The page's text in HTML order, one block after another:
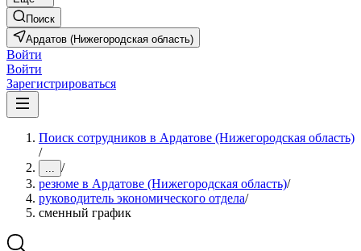
Поиск
Ардатов (Нижегородская область)
Войти
Войти
Зарегистрироваться
Поиск сотрудников в Ардатове (Нижегородская область)
/
... /
резюме в Ардатове (Нижегородская область)/
руководитель экономического отдела/
сменный график